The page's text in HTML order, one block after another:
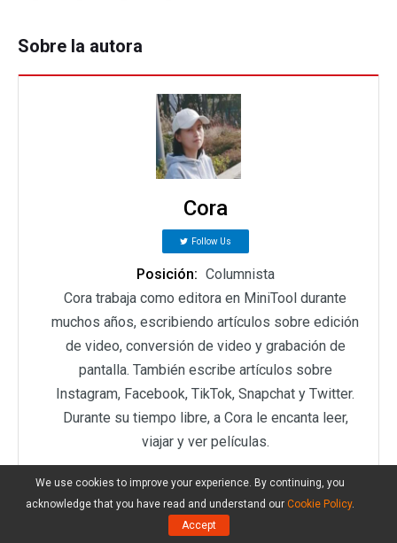
Sobre la autora
Cora
Follow Us
Posición: Columnista
Cora trabaja como editora en MiniTool durante
muchos años, escribiendo artículos sobre edición
de video, conversión de video y grabación de
pantalla. También escribe artículos sobre
Instagram, Facebook, TikTok, Snapchat y Twitter.
Durante su tiempo libre, a Cora le encanta leer,
viajar y ver películas.
Comentarios del usuario :
We use cookies to improve your experience. By continuing, you
acknowledge that you have read and understand our Cookie Policy.
Accept